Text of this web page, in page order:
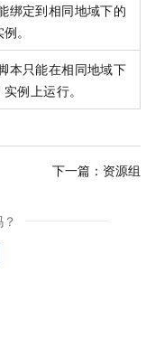
绑定到相同地域下的
。
本只能在相同地域下
实例上运行。
下一篇： 资源组